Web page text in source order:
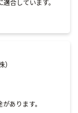
合しています。
あります。